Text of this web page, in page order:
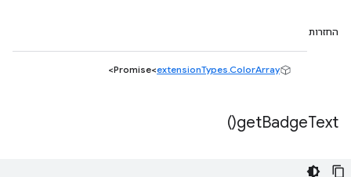
החזרות
Promise<extensionTypes.ColorArray
>
getBadgeText(
)